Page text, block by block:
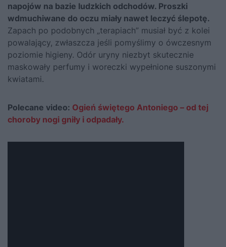
napojów na bazie ludzkich odchodów. Proszki
wdmuchiwane do oczu miały nawet leczyć ślepotę.
Zapach po podobnych „terapiach” musiał być z kolei
powalający, zwłaszcza jeśli pomyślimy o ówczesnym
poziomie higieny. Odór uryny niezbyt skutecznie
maskowały perfumy i woreczki wypełnione suszonymi
kwiatami.
Polecane video: Ogień świętego Antoniego – od tej
choroby nogi gniły i odpadały.